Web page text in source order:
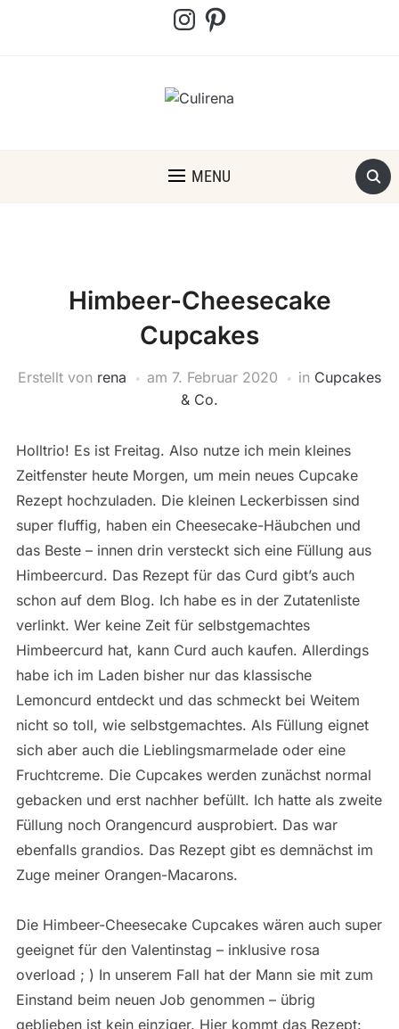
InstagramPinterest
MENU
Himbeer-Cheesecake
Cupcakes
Erstellt von rena am 7. Februar 2020 in Cupcakes
& Co.
Holltrio! Es ist Freitag. Also nutze ich mein kleines
Zeitfenster heute Morgen, um mein neues Cupcake
Rezept hochzuladen. Die kleinen Leckerbissen sind
super fluffig, haben ein Cheesecake-Häubchen und
das Beste – innen drin versteckt sich eine Füllung aus
Himbeercurd. Das Rezept für das Curd gibt’s auch
schon auf dem Blog. Ich habe es in der Zutatenliste
verlinkt. Wer keine Zeit für selbstgemachtes
Himbeercurd hat, kann Curd auch kaufen. Allerdings
habe ich im Laden bisher nur das klassische
Lemoncurd entdeckt und das schmeckt bei Weitem
nicht so toll, wie selbstgemachtes. Als Füllung eignet
sich aber auch die Lieblingsmarmelade oder eine
Fruchtcreme. Die Cupcakes werden zunächst normal
gebacken und erst nachher befüllt. Ich hatte als zweite
Füllung noch Orangencurd ausprobiert. Das war
ebenfalls grandios. Das Rezept gibt es demnächst im
Zuge meiner Orangen-Macarons.
Die Himbeer-Cheesecake Cupcakes wären auch super
geeignet für den Valentinstag – inklusive rosa
overload ; ) In unserem Fall hat der Mann sie mit zum
Einstand beim neuen Job genommen – übrig
geblieben ist kein einziger. Hier kommt das Rezept: